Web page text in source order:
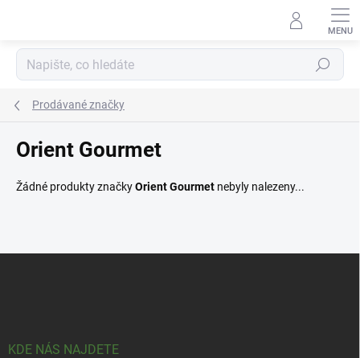
Hledat
Prodávané značky
Orient Gourmet
Žádné produkty značkyOrient Gourmet nebyly nalezeny...
KDE NÁS NAJDETE